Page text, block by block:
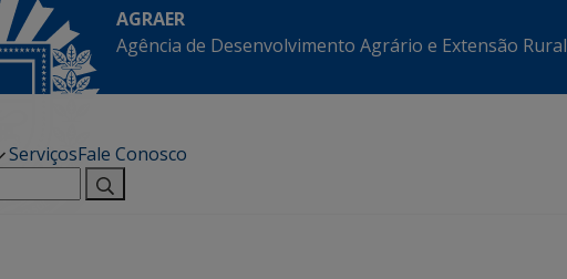
AGRAER
Agência de Desenvolvimento Agrário e Extensão Rural
ServiçosFale Conosco